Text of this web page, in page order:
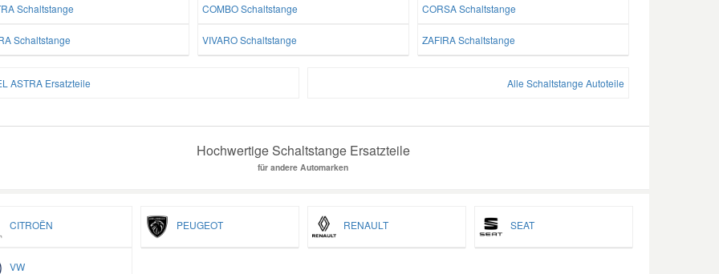
Schaltstange COMBO Schaltstange CORSA Schaltstange
Schaltstange VIVARO Schaltstange ZAFIRA Schaltstange
ASTRA Ersatzteile Alle Schaltstange Autoteile
Hochwertige Schaltstange Ersatzteile
für andere Automarken
CITROËN PEUGEOT RENAULT SEAT
VW